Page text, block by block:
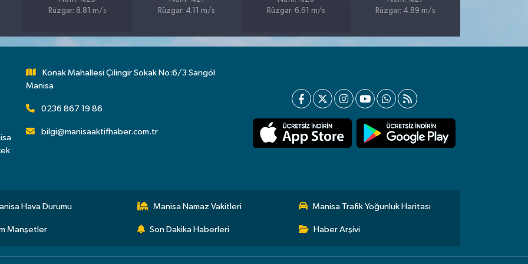
Rüzgar: 8.81 m/s
Rüzgar: 4.11 m/s
Rüzgar: 6.61 m/s
Rüzgar: 4.89 m/s
Konak Mahallesi Çilingir Sokak No:6/3 Sarıgöl
Manisa
0236 867 19 86
bilgi@manisaaktifhaber.com.tr
Hava Durumu Manisa Namaz Vakitleri Manisa Trafik Yoğunluk Haritası
Manşetler Son Dakika Haberleri Haber Arşivi